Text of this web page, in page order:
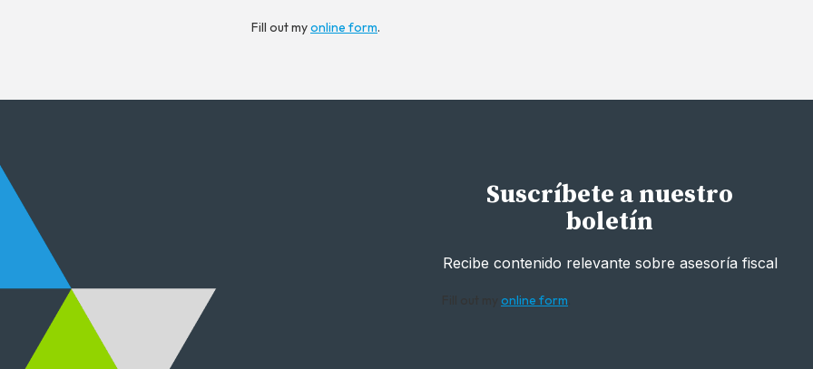
Fill out myonline form.
Suscríbete a nuestro
boletín
Recibe contenido relevante sobre asesoría fiscal
online form